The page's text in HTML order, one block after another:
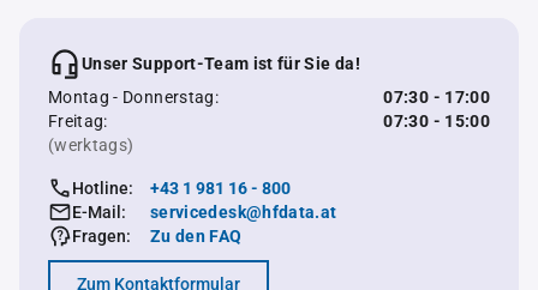
Unser Support-Team ist für Sie da!
Montag - Donnerstag:
07:30 - 17:00
Freitag:
07:30 - 15:00
(werktags)
Hotline:
+43 1 981 16 - 800
E-Mail:
servicedesk@hfdata.at
Fragen:
Zu den FAQ
Zum Kontaktformular